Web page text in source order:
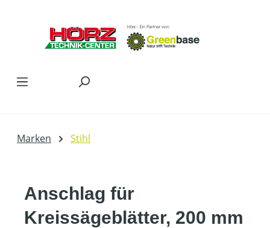
Marken Stihl
Anschlag für
Kreissägeblätter, 200 mm